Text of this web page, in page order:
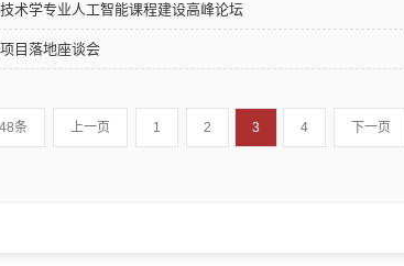
术学专业人工智能课程建设高峰论坛
目落地座谈会
48条 上一页 1 2 3 4 下一页